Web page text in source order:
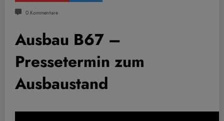
0 Kommentare
Ausbau B67 –
Pressetermin zum
Ausbaustand